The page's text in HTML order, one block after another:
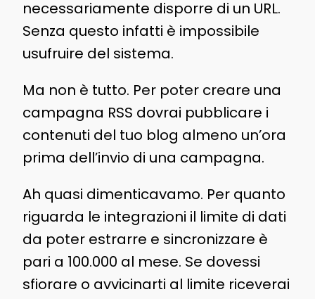
necessariamente disporre di un URL.
Senza questo infatti è impossibile
usufruire del sistema.
Ma non è tutto. Per poter creare una
campagna RSS dovrai pubblicare i
contenuti del tuo blog almeno un’ora
prima dell’invio di una campagna.
Ah quasi dimenticavamo. Per quanto
riguarda le integrazioni il limite di dati
da poter estrarre e sincronizzare è
pari a 100.000 al mese. Se dovessi
sfiorare o avvicinarti al limite riceverai